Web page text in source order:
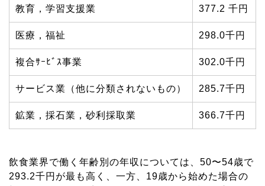
教育，学習支援業 377.2 千円
医療，福祉 298.0千円
複合ｻｰﾋﾞｽ事業 302.0千円
サービス業（他に分類されないもの） 285.7千円
鉱業，採石業，砂利採取業 366.7千円
飲食業界で働く年齢別の年収については、50〜54歳で
293.2千円が最も高く、一方、19歳から始めた場合の